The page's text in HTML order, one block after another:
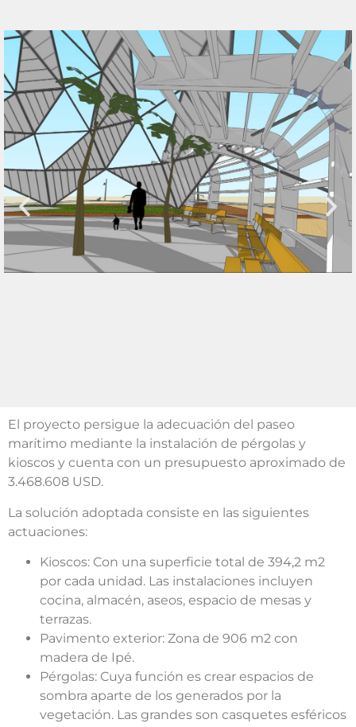
El proyecto persigue la adecuación del paseo
marítimo mediante la instalación de pérgolas y
kioscos y cuenta con un presupuesto aproximado de
3.468.608 USD.
La solución adoptada consiste en las siguientes
actuaciones:
Kioscos: Con una superficie total de 394,2 m2
por cada unidad. Las instalaciones incluyen
cocina, almacén, aseos, espacio de mesas y
terrazas.
Pavimento exterior: Zona de 906 m2 con
madera de Ipé.
Pérgolas: Cuya función es crear espacios de
sombra aparte de los generados por la
vegetación. Las grandes son casquetes esféricos